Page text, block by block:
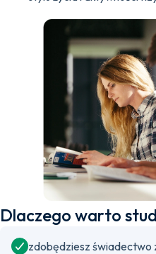
Dlaczego warto
zdobędziesz świadectwo